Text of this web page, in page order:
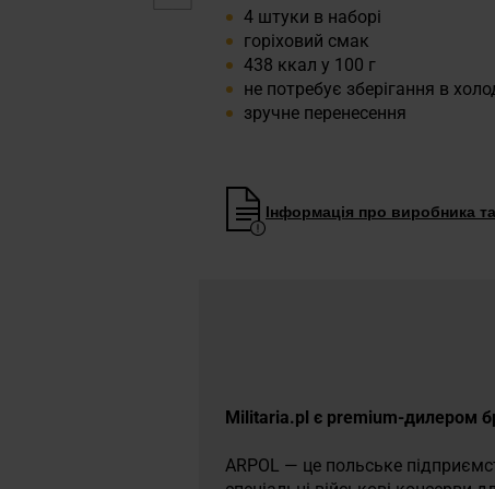
4 штуки в наборі
горіховий смак
438 ккал у 100 г
не потребує зберігання в
зручне перенесення
Інформація про виробника
Militaria.pl є premium-дилером
ARPOL — це польське